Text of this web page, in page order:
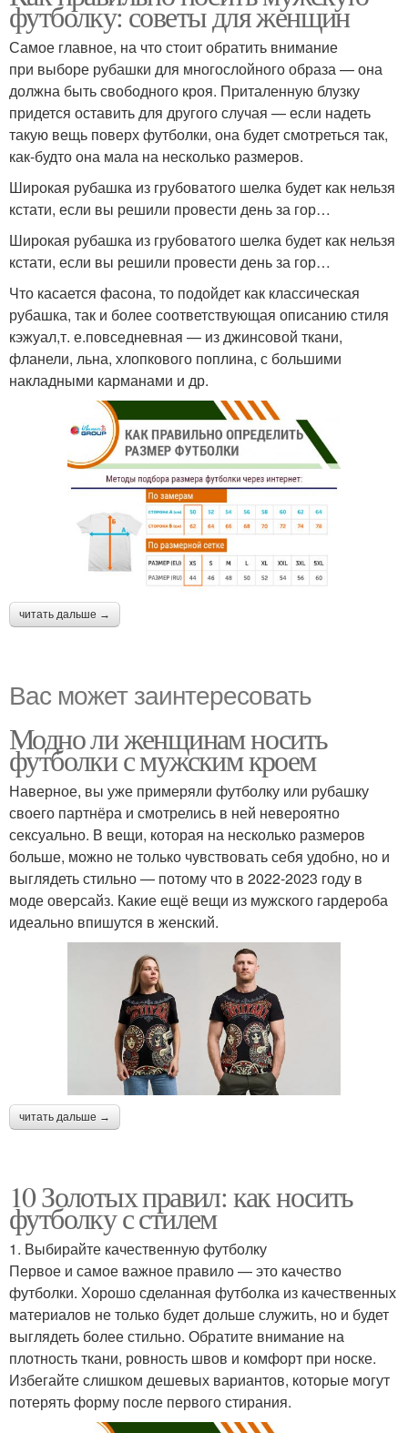
футболку: советы для женщин
Самое главное, на что стоит обратить внимание
при выборе рубашки для многослойного образа — она
должна быть свободного кроя. Приталенную блузку
придется оставить для другого случая — если надеть
такую вещь поверх футболки, она будет смотреться так,
как-будто она мала на несколько размеров.
Широкая рубашка из грубоватого шелка будет как нельзя
кстати, если вы решили провести день за гор…
Широкая рубашка из грубоватого шелка будет как нельзя
кстати, если вы решили провести день за гор…
Что касается фасона, то подойдет как классическая
рубашка, так и более соответствующая описанию стиля
кэжуал,т. е.повседневная — из джинсовой ткани,
фланели, льна, хлопкового поплина, с большими
накладными карманами и др.
читать дальше →
Вас может заинтересовать
Модно ли женщинам носить
футболки с мужским кроем
Наверное, вы уже примеряли футболку или рубашку
своего партнёра и смотрелись в ней невероятно
сексуально. В вещи, которая на несколько размеров
больше, можно не только чувствовать себя удобно, но и
выглядеть стильно — потому что в 2022-2023 году в
моде оверсайз. Какие ещё вещи из мужского гардероба
идеально впишутся в женский.
читать дальше →
10 Золотых правил: как носить
футболку с стилем
1. Выбирайте качественную футболку
Первое и самое важное правило — это качество
футболки. Хорошо сделанная футболка из качественных
материалов не только будет дольше служить, но и будет
выглядеть более стильно. Обратите внимание на
плотность ткани, ровность швов и комфорт при носке.
Избегайте слишком дешевых вариантов, которые могут
потерять форму после первого стирания.